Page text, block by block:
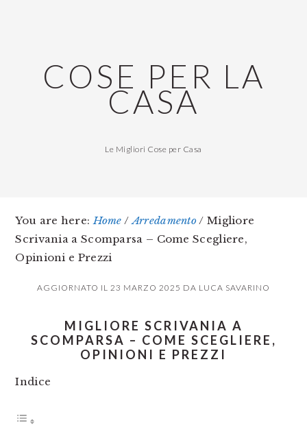
COSE PER LA
CASA
Le Migliori Cose per Casa
You are here:Home / Arredamento/ Migliore
Scrivania a Scomparsa – Come Scegliere,
Opinioni e Prezzi
AGGIORNATO IL 23 MARZO 2025 DA LUCA SAVARINO
MIGLIORE SCRIVANIA A
SCOMPARSA – COME SCEGLIERE,
OPINIONI E PREZZI
Indice